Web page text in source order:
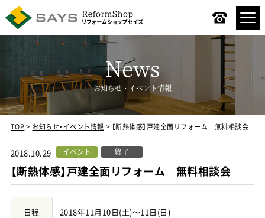
コンセプト
デザインスタイル
News
お知らせ・イベント情報
TOP お知らせ・イベント情報 【断熱体感】戸建全面リフォーム 無料相談会
2018.10.29 イベント 終了
【断熱体感】戸建全面リフォーム 無料相談会
日程 2018年11月10日(土)～11日(日)